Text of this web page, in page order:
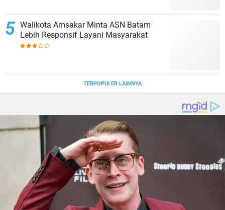
Walikota Amsakar Minta ASN Batam
Lebih Responsif Layani Masyarakat
TERPOPULER LAINNYA